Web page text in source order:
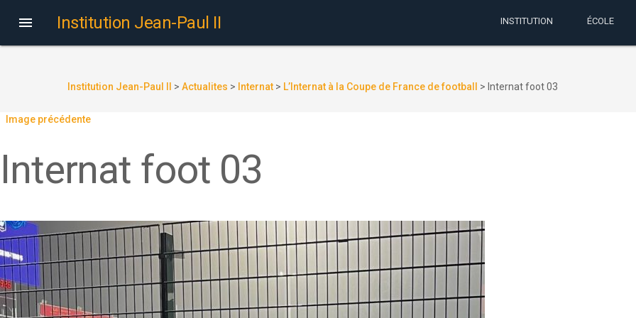
 Institution Jean-Paul II INSTITUTION ÉCOLE
Institution Jean-Paul II > Actualites > Internat > L’Internat à la Coupe de France de football > Internat foot 03
Image précédente
Internat foot 03